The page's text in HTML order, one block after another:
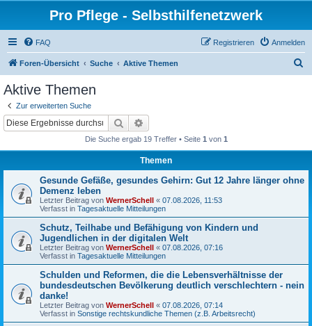
Pro Pflege - Selbsthilfenetzwerk
FAQ Anmelden
Registrieren
Foren-Übersicht Suche Aktive Themen
Aktive Themen
Zur erweiterten Suche
Suche
Die Suche ergab 19 Treffer • Seite 1 von 1
Themen
Gesunde Gefäße, gesundes Gehirn: Gut 12 Jahre länger ohne
Demenz leben
Letzter Beitrag von WernerSchell « 07.08.2026, 11:53
Verfasst in Tagesaktuelle Mitteilungen
Schutz, Teilhabe und Befähigung von Kindern und
Jugendlichen in der digitalen Welt
Letzter Beitrag von WernerSchell « 07.08.2026, 07:16
Verfasst in Tagesaktuelle Mitteilungen
Schulden und Reformen, die die Lebensverhältnisse der
bundesdeutschen Bevölkerung deutlich verschlechtern - nein
danke!
Letzter Beitrag von WernerSchell « 07.08.2026, 07:14
Verfasst in Sonstige rechtskundliche Themen (z.B. Arbeitsrecht)